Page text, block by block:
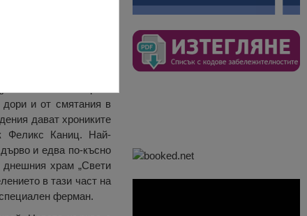
издига гордо
– “Свети Георги”.
дори и от смятания в
дават хрониките
Феликс Каниц. Най-
и едва по-късно
храм „Свети
в тази част на
ферман.